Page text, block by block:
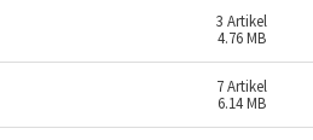
3 Artikel
4.76 MB
7Artikel
6.14 MB